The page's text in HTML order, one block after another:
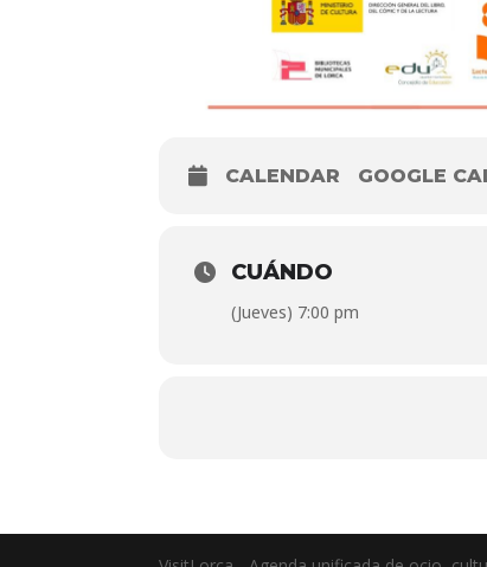
CALENDAR GOOGLE
CUÁNDO
(Jueves) 7:00 pm